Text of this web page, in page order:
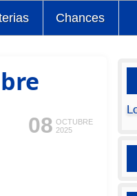
Chances
08 OCTUBRE
2025